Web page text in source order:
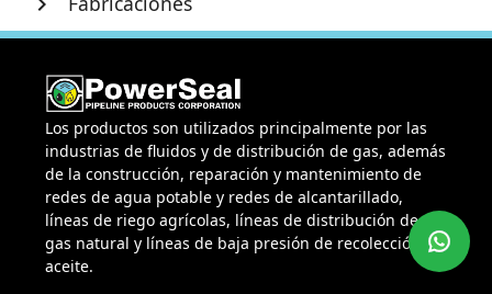
Los productos son utilizados principalmente por las
industrias de fluidos y de distribución de gas, además
de la construcción, reparación y mantenimiento de
redes de agua potable y redes de alcantarillado,
líneas de riego agrícolas, líneas de distribución de
gas natural y líneas de baja presión de recolección de
aceite.